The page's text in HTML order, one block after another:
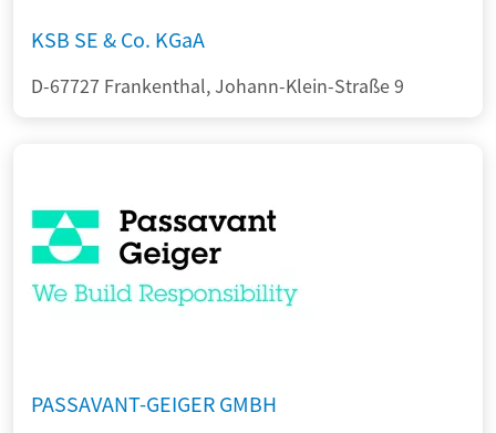
KSB SE & Co. KGaA
D-67727 Frankenthal, Johann-Klein-Straße 9
PASSAVANT-GEIGER GMBH